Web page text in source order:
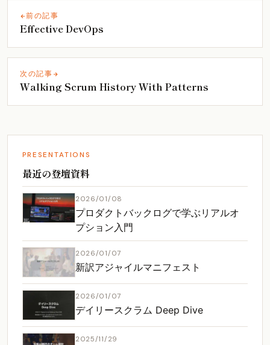
前の記事
Effective DevOps
次の記事
Walking Scrum History With Patterns
PRESENTATIONS
最近の登壇資料
2026/01/08
プロダクトバックログで学ぶリアルオ
プション入門
2026/01/07
新訳アジャイルマニフェスト
2026/01/07
デイリースクラム Deep Dive
2025/11/29